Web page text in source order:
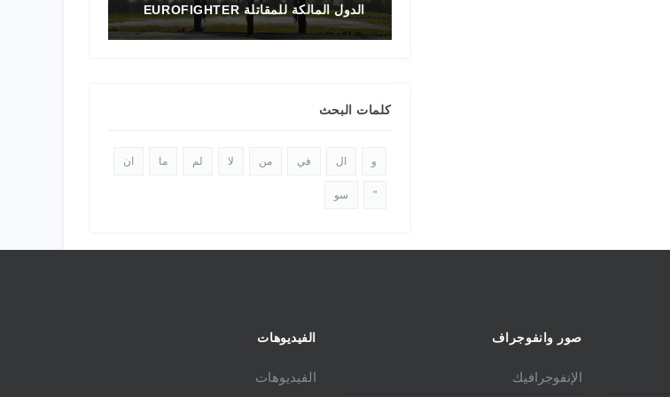
الدول المالكة للمقاتلة EUROFIGHTER
كلمات البحث
و ال في من لا لم ما ان
" سو
صور وانفوجراف
الإنفوجرافيك
الفيديوهات
الفيديوهات